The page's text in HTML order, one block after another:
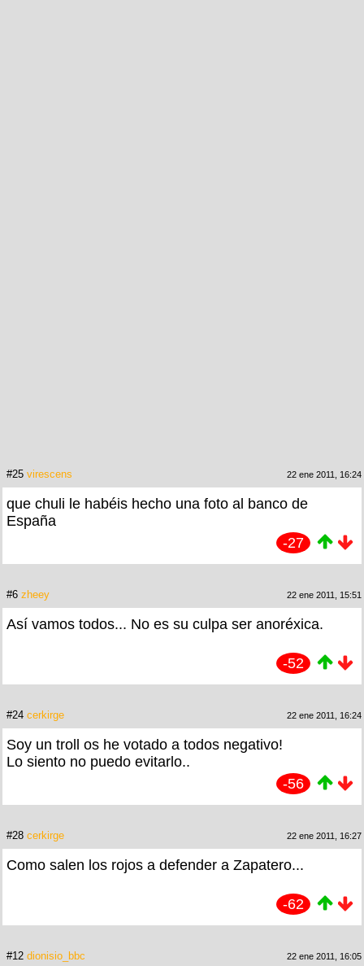
#25 virescens 22 ene 2011, 16:24
que chuli le habéis hecho una foto al banco de
España
-27
#6 zheey 22 ene 2011, 15:51
Así vamos todos... No es su culpa ser anoréxica.
-52
#24 cerkirge 22 ene 2011, 16:24
Soy un troll os he votado a todos negativo!
Lo siento no puedo evitarlo..
-56
#28 cerkirge 22 ene 2011, 16:27
Como salen los rojos a defender a Zapatero...
-62
#12 dionisio_bbc 22 ene 2011, 16:05